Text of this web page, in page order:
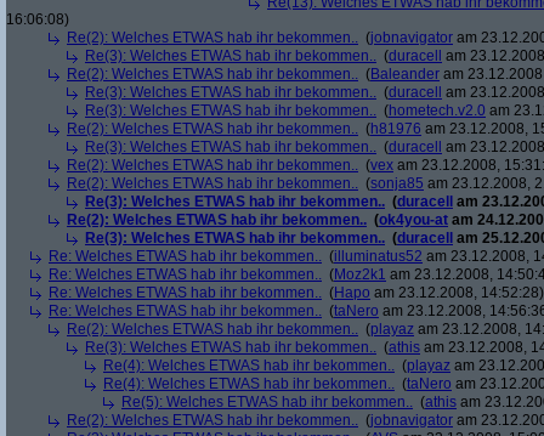
16:06:08)
Re(2): Welches ETWAS hab ihr bekommen.. (jobnavigator am
Re(3): Welches ETWAS hab ihr bekommen.. (duracell
am
Re(2): Welches ETWAS hab ihr bekommen.. (Baleander am
Re(3): Welches ETWAS hab ihr bekommen.. (duracell
am
Re(3): Welches ETWAS hab ihr bekommen.. (hometech.v2.0 am
Re(2): Welches ETWAS hab ihr bekommen.. (h81976 am 23.12.2008,
Re(3): Welches ETWAS hab ihr bekommen.. (duracell
am
Re(2): Welches ETWAS hab ihr bekommen.. (vex am 23.12.2008,
Re(2): Welches ETWAS hab ihr bekommen.. (sonja85 am 23.12.2008,
Re(3): Welches ETWAS hab ihr bekommen.. (duracell
am
Re(2): Welches ETWAS hab ihr bekommen.. (ok4you-at am
Re(3): Welches ETWAS hab ihr bekommen.. (duracell
am
Re: Welches ETWAS hab ihr bekommen.. (illuminatus52 am 23.12.2008,
Re: Welches ETWAS hab ihr bekommen.. (Moz2k1 am 23.12.2008,
Re: Welches ETWAS hab ihr bekommen.. (Hapo am 23.12.2008, 14:52:28)
Re: Welches ETWAS hab ihr bekommen.. (taNero am 23.12.2008,
Re(2): Welches ETWAS hab ihr bekommen.. (playaz am 23.12.2008,
Re(3): Welches ETWAS hab ihr bekommen.. (athis am 23.12.2008,
Re(4): Welches ETWAS hab ihr bekommen.. (playaz am
Re(4): Welches ETWAS hab ihr bekommen.. (taNero am
Re(5): Welches ETWAS hab ihr bekommen.. (athis am
Re(2): Welches ETWAS hab ihr bekommen.. (jobnavigator am